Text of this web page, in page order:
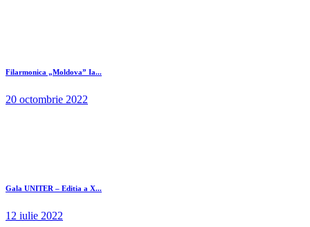
Filarmonica „Moldova” Ia...
20 octombrie 2022
Gala UNITER – Editia a X...
12 iulie 2022